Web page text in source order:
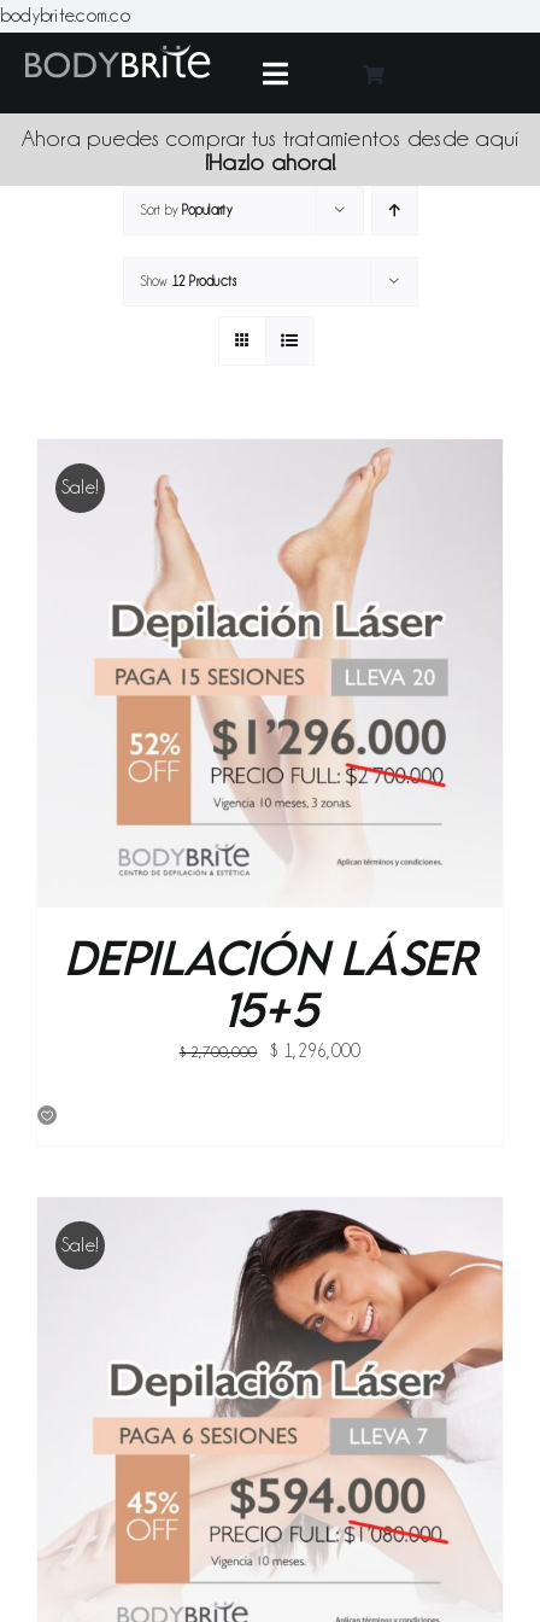
bodybrite.com.coSkip
content
Toggle
Navigation
Ahora puedes comprar tus tratamientos desde aquí
¡Hazlo ahora!
Sort by Popularity
Show 12 Products
Sale!
Depilación Láser
15+5
$2,700,000
Original
$ 1,296,000Current
Sale!